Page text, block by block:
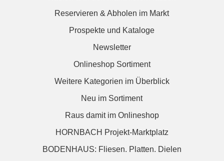
Reservieren & Abholen im Markt
Prospekte und Kataloge
Newsletter
Onlineshop Sortiment
Weitere Kategorien im Überblick
Neu im Sortiment
Raus damit im Onlineshop
HORNBACH Projekt-Marktplatz
BODENHAUS: Fliesen. Platten. Dielen